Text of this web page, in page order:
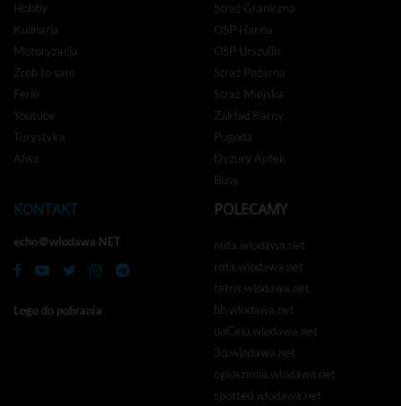
Hobby
Kulinaria
Motoryzacja
Zrób to sam
Ferie
Youtube
Turystyka
Afisz
Straż Graniczna
OSP Hanna
OSP Urszulin
Straż Pożarna
Straż Miejska
Zakład Karny
Pogoda
Dyżury Aptek
Busy
KONTAKT
echo＠wlodawa.NET
Logo do pobrania
POLECAMY
nuta.wlodawa.net
rota.wlodawa.net
tetris.wlodawa.net
bb.wlodawa.net
doCelu.wlodawa.net
3d.wlodawa.net
ogloszenia.wlodawa.net
spotted.wlodawa.net